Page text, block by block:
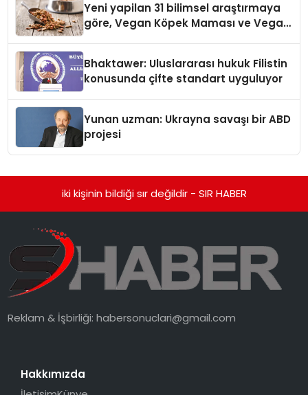
Yeni yapilan 31 bilimsel araştırmaya
göre, Vegan Köpek Maması ve Vegan
Bhaktawer: Uluslararası hukuk Filistin
konusunda çifte standart uyguluyor
Yunan uzman: Ukrayna savaşı bir ABD
projesi
iki kişinin bildiği sır değildir - SIR HABER
Reklam & İşbirliği:habersonuclari@gmail.com
Hakkımızda